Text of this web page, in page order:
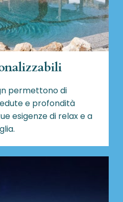
permettono di
e profondità
esigenze di relax e a